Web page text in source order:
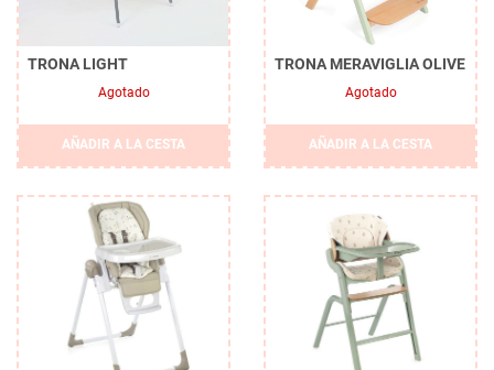
TRONA LIGHT
Agotado
AÑADIR A LA CESTA
TRONA MERAVIGLIA OLIVE
Agotado
AÑADIR A LA CESTA